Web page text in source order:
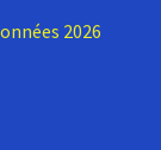
2026